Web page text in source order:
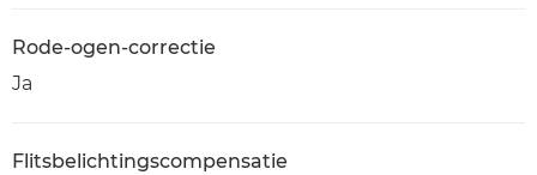
Rode-ogen-correctie
Ja
Flitsbelichtingscompensatie